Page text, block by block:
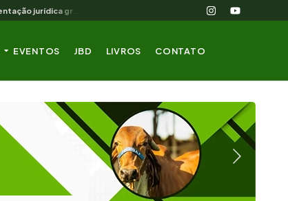
EVENTOS JBD LIVROS CONTATO